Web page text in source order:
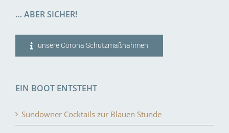
… ABER SICHER!
unsere Corona Schutzmaßnahmen
EIN BOOT ENTSTEHT
Sundowner Cocktails zur Blauen Stunde